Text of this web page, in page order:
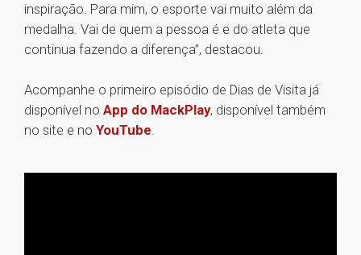
inspiração. Para mim, o esporte vai muito além da
medalha. Vai de quem a pessoa é e do atleta que
continua fazendo a diferença”, destacou.
Acompanhe o primeiro episódio de Dias de Visita já
disponível no App do MackPlay, disponível também
no site e no YouTube.